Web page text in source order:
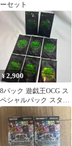
ーセット
¥2,900
8パック 遊戯王OCG ス
ペシャルパック スタン
プエディション 新品未
開封